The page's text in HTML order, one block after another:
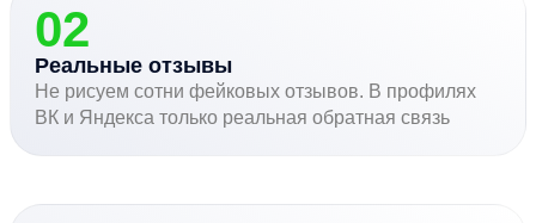
02
Реальные отзывы
Не рисуем сотни фейковых отзывов. В профилях
ВК и Яндекса только реальная обратная связь